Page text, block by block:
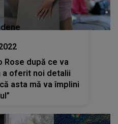
Rose după ce va
a oferit noi detalii
asta mă va împlini